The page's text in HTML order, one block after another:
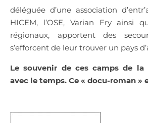
déléguée d’une association
HICEM, l’OSE, Varian Fry ainsi
régionaux, apportent des
s’efforcent de leur trouver un pays
Le souvenir de ces camps de la
avec le temps. Ce « docu-roman »